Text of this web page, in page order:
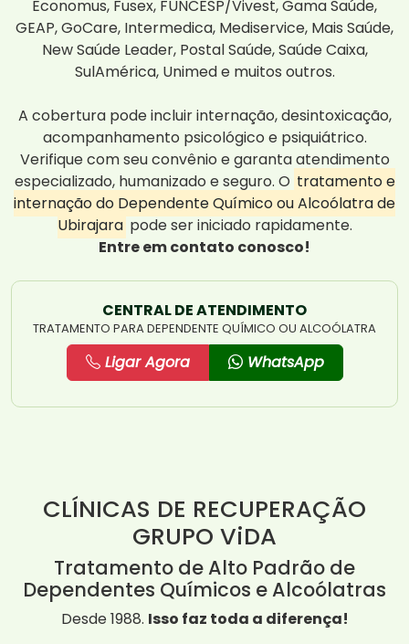
Economus, Fusex, FUNCESP/Vivest, Gama Saúde,
GEAP, GoCare, Intermedica, Mediservice, Mais Saúde,
New Saúde Leader, Postal Saúde, Saúde Caixa,
SulAmérica, Unimed e muitos outros.
A cobertura pode incluir internação, desintoxicação,
acompanhamento psicológico e psiquiátrico.
Verifique com seu convênio e garanta atendimento
especializado, humanizado e seguro. O tratamento e
internação do Dependente Químico ou Alcoólatra de
Ubirajara pode ser iniciado rapidamente.
Entre em contato conosco!
CENTRAL DE ATENDIMENTO
TRATAMENTO PARA DEPENDENTE QUÍMICO OU ALCOÓLATRA
Ligar Agora WhatsApp
CLÍNICAS DE RECUPERAÇÃO
GRUPO ViDA
Tratamento de Alto Padrão de
Dependentes Químicos e Alcoólatras
Desde 1988. Isso faz toda a diferença!